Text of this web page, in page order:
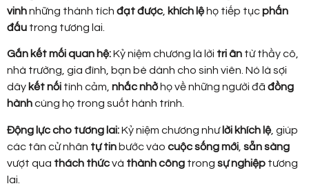
vinhnhững thành tích đạt được khích lệhọ tiếp tụcphấn
đấu trong tương lai.
Gắn kết mối quan hệ:Kỷ niệm chương là lời tri ân từ thầy cô,
nhà trường, gia đình, bạn bè dành cho sinh viên. Nó là sợi
dây kết nối tình cảm, nhắc nhởhọ về những người đã đồng
hànhcùng họ trong suốt hành trình.
Động lực cho tương lai:Kỷ niệm chương như lời khích lệ, giúp
các tân cử nhân tự tin bước vào cuộc sống mới sẵn sàng
vượt qua thách thứcvà thành công trong sự nghiệp tương
lai.